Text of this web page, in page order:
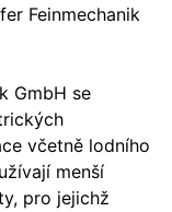
Feinmechanik
GmbH se
včetně lodního
menší
pro jejichž